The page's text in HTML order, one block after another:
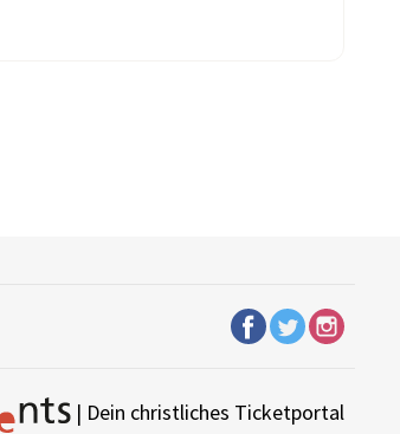
| Dein christliches Ticketportal